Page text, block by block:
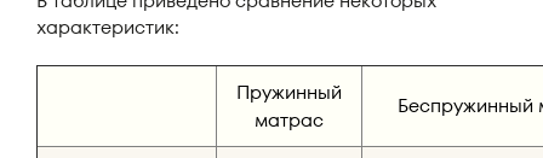
характеристик:
Пружинный
матрас
Беспружинный